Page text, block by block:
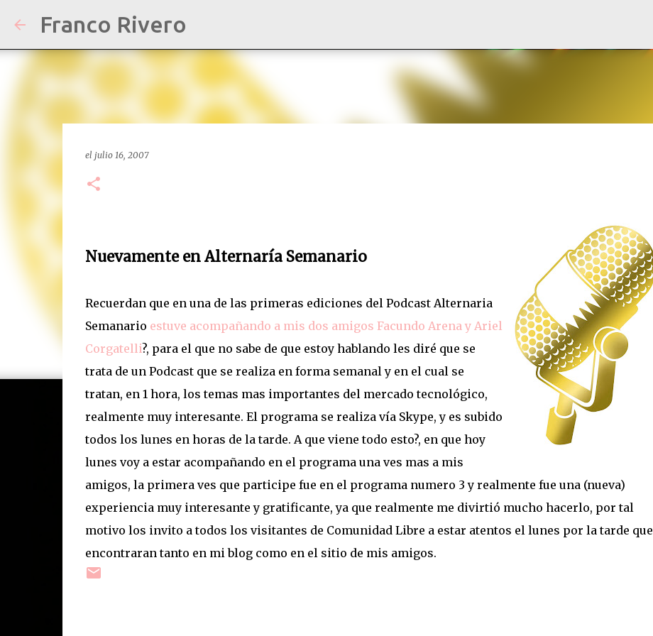
Franco Rivero
el julio 16, 2007
Nuevamente en Alternaría Semanario
Recuerdan que en una de las primeras ediciones del Podcast Alternaria
Semanario estuve acompañando a mis dos amigos Facundo Arena y Ariel
Corgatelli?, para el que no sabe de que estoy hablando les diré que se
trata de un Podcast que se realiza en forma semanal y en el cual se
tratan, en 1 hora, los temas mas importantes del mercado tecnológico,
realmente muy interesante. El programa se realiza vía Skype, y es subido
todos los lunes en horas de la tarde. A que viene todo esto?, en que hoy
lunes voy a estar acompañando en el programa una ves mas a mis
amigos, la primera ves que participe fue en el programa numero 3 y realmente fue una (nueva)
experiencia muy interesante y gratificante, ya que realmente me divirtió mucho hacerlo, por tal
motivo los invito a todos los visitantes de Comunidad Libre a estar atentos el lunes por la tarde que
encontraran tanto en mi blog como en el sitio de mis amigos.